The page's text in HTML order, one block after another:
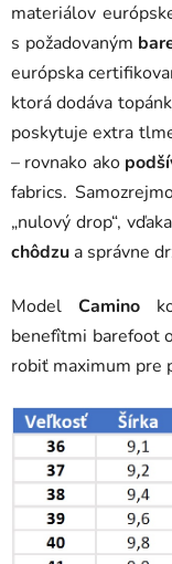
materiálov
s požadovaným
európska
ktorá dodáva
poskytuje extra
– rovnako ako
fabrics.
„nulový drop“,
chôdzu a správne
ModelCamino
benefîtmi barefoot
robiť maximum pre